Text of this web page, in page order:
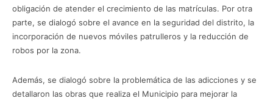
obligación de atender el crecimiento de las matrículas. Por otra
parte, se dialogó sobre el avance en la seguridad del distrito, la
incorporación de nuevos móviles patrulleros y la reducción de
robos por la zona.
Además, se dialogó sobre la problemática de las adicciones y se
detallaron las obras que realiza el Municipio para mejorar la